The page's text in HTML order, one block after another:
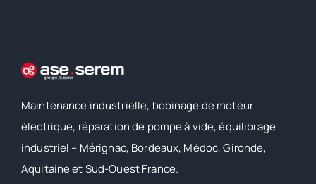
Maintenance industrielle, bobinage de moteur
électrique, réparation de pompe à vide, équilibrage
industriel – Mérignac, Bordeaux, Médoc, Gironde,
Aquitaine et Sud-Ouest France.